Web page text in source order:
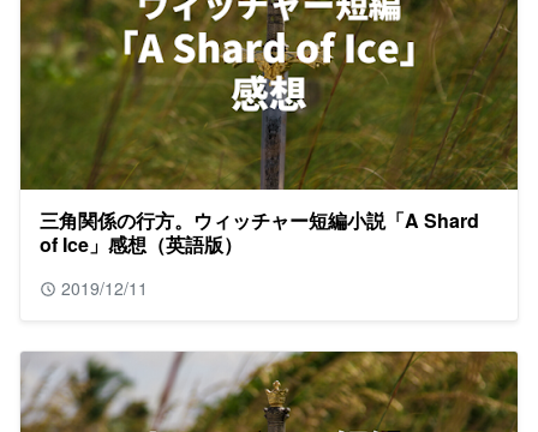
三角関係の行方。ウィッチャー短編小説「A Shard
of Ice」感想（英語版）
2019/12/11